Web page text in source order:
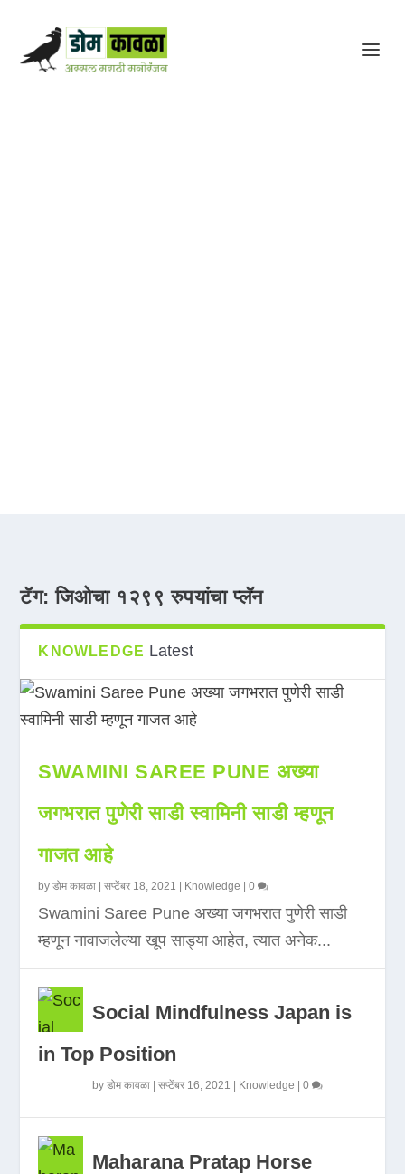
टॅग:जिओचा १२९९ रुपयांचा प्लॅन
KNOWLEDGE Latest
SWAMINI SAREE PUNE अख्या
जगभरात पुणेरी साडी स्वामिनी साडी म्हणून
गाजत आहे
byडोम कावळा |सप्टेंबर 18, 2021 Knowledge |0
Swamini Saree Pune अख्या जगभरात पुणेरी साडी
म्हणून नावाजलेल्या खूप साड्या आहेत, त्यात अनेक...
Social Mindfulness Japan is
in Top Position
byडोम कावळा |सप्टेंबर 16, 2021 Knowledge |0
Maharana Pratap Horse